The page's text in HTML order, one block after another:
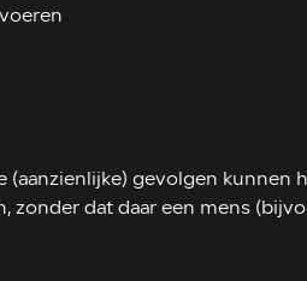
gevolgen kunnen
dat daar een mens